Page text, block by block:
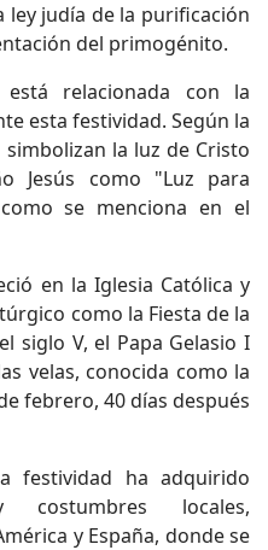
ley judía de la purificación
del primogénito.
relacionada con la
esta festividad. Según la
la luz de Cristo
Jesús como "Luz para
se menciona en el
en la Iglesia Católica y
como la Fiesta de la
siglo V, el Papa Gelasio I
velas, conocida como la
febrero, 40 días después
festividad ha adquirido
costumbres locales,
y España, donde se